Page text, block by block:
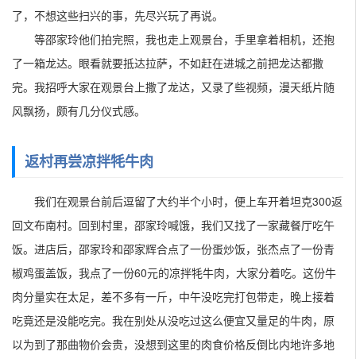
了，不想这些扫兴的事，先尽兴玩了再说。
等邵家玲他们拍完照，我也走上观景台，手里拿着相机，还抱
了一箱龙达。眼看就要抵达拉萨，不如赶在进城之前把龙达都撒
完。我招呼大家在观景台上撒了龙达，又录了些视频，漫天纸片随
风飘扬，颇有几分仪式感。
返村再尝凉拌牦牛肉
我们在观景台前后逗留了大约半个小时，便上车开着坦克300返
回文布南村。回到村里，邵家玲喊饿，我们又找了一家藏餐厅吃午
饭。进店后，邵家玲和邵家辉合点了一份蛋炒饭，张杰点了一份青
椒鸡蛋盖饭，我点了一份60元的凉拌牦牛肉，大家分着吃。这份牛
肉分量实在太足，差不多有一斤，中午没吃完打包带走，晚上接着
吃竟还是没能吃完。我在别处从没吃过这么便宜又量足的牛肉，原
以为到了那曲物价会贵，没想到这里的肉食价格反倒比内地许多地